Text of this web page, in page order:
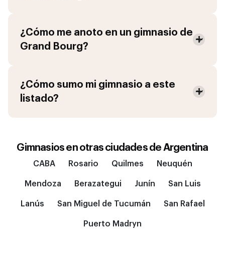
¿Cómo me anoto en un gimnasio de
Grand Bourg?
¿Cómo sumo mi gimnasio a este
listado?
Gimnasios en otras ciudades de Argentina
CABA Rosario Quilmes Neuquén
Mendoza Berazategui Junín San Luis
Lanús San Miguel de Tucumán San Rafael
Puerto Madryn